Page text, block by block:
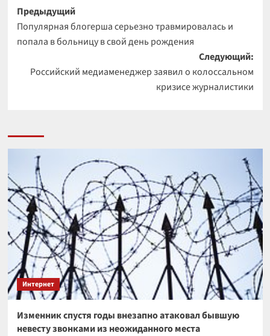
Навигация
записи
Предыдущий
Популярная блогерша серьезно травмировалась и
попала в больницу в свой день рождения
Следующий:
Российский медиаменеджер заявил о колоссальном
кризисе журналистики
Интернет
Изменник спустя годы внезапно атаковал бывшую
невесту звонками из неожиданного места